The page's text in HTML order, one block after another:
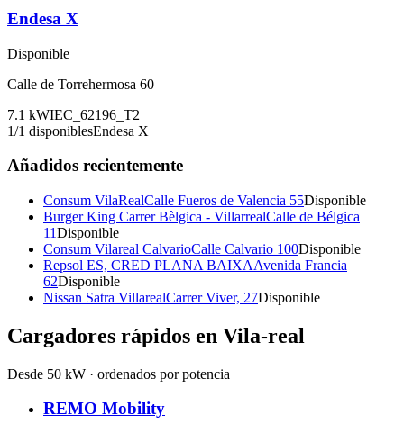
Endesa X
Disponible
Calle de Torrehermosa 60
7.1 kWIEC_62196_T2
1/1 disponiblesEndesa X
Añadidos recientemente
Consum VilaRealCalle Fueros de Valencia 55Disponible
Burger King Carrer Bèlgica - VillarrealCalle de Bélgica
11Disponible
Consum Vilareal CalvarioCalle Calvario 100Disponible
Repsol ES, CRED PLANA BAIXAAvenida Francia
62Disponible
Nissan Satra VillarealCarrer Viver, 27Disponible
Cargadores rápidos en Vila-real
Desde 50 kW · ordenados por potencia
REMO Mobility